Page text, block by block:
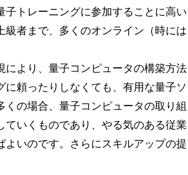
トレーニングに参加することに高い
者まで、多くのオンライン（時には
より、量子コンピュータの構築方法
頼ったりしなくても、有用な量子ソ
の場合、量子コンピュータの取り組
いくものであり、やる気のある従業
いのです。さらにスキルアップの提